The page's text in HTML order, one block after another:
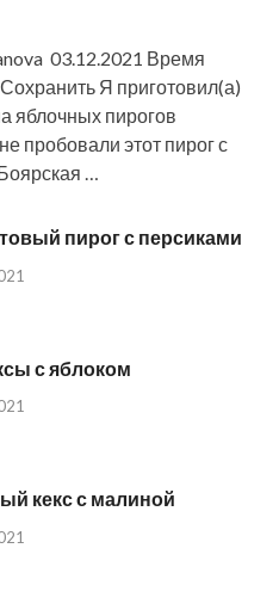
03.12.2021 Время
Я приготовил(а)
яблочных пирогов
пробовали этот пирог с
…
пирог с персиками
с яблоком
кекс с малиной